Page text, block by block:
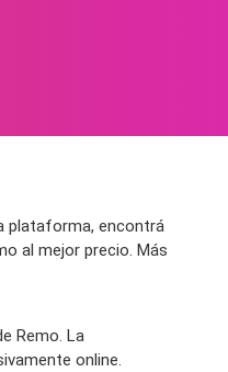
plataforma, encontrá
al mejor precio. Más
Remo. La
online.